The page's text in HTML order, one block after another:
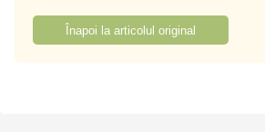
Înapoi la articolul original